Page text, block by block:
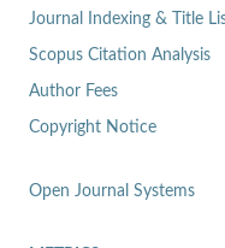
Journal Indexing & Title
Scopus Citation Analysis
Author Fees
Copyright Notice
Open Journal Systems